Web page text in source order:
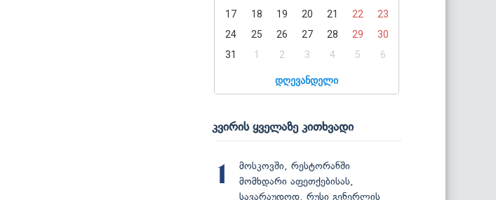
17
18 19 20 21 22
23
24
25 26 27 28 29
30
31
1 2 3 4 5 6
დღევანდელი
კვირის ყველაზე კითხვადი
1
მოსკოვში, რესტორანში
მომხდარი აფეთქებისას,
სავარაუდოდ, რუსი გენერლის